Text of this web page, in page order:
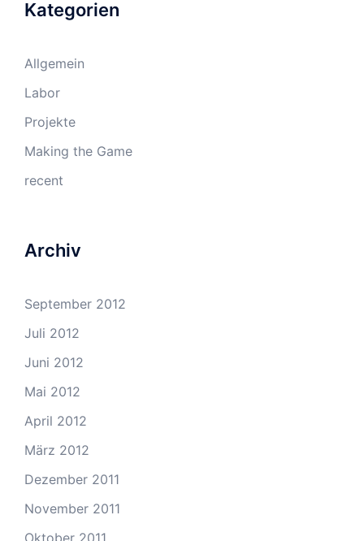
Kategorien
Allgemein
Labor
Projekte
Making the Game
recent
Archiv
September 2012
Juli 2012
Juni 2012
Mai 2012
April 2012
März 2012
Dezember 2011
November 2011